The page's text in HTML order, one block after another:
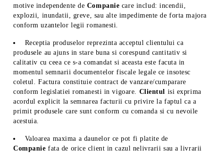
motive independente de Companie care includ: incendii,
explozii, inundatii, greve, sau alte impedimente de forta majora
conform uzantelor legii romanesti.
Receptia produselor reprezinta acceptul clientului ca
produsele au ajuns in stare buna si corespund cantitativ si
calitativ cu ceea ce s-a comandat si aceasta este facuta in
momentul semnarii documentelor fiscale legale ce insotesc
coletul. Factura constituie contract de vanzare/cumparare
conform legislatiei romanesti in vigoare. Clientul isi exprima
acordul explicit la semnarea facturii cu privire la faptul ca a
primit produsele care sunt conform cu comanda si cu nevoile
acestuia.
Valoarea maxima a daunelor ce pot fi platite de
Companiefata de orice client in cazul nelivrarii sau a livrarii